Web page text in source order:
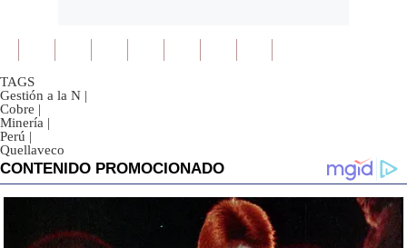
TAGS
Gestión a la N |
Cobre |
Minería |
Perú |
Quellaveco